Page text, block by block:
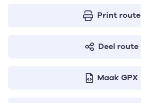
Print route
Deel route
Maak GPX